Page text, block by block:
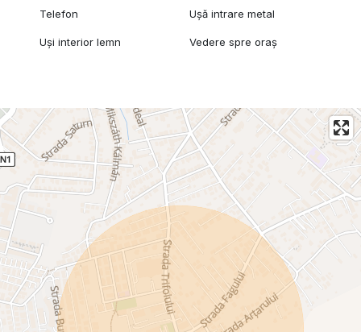
Telefon Ușă intrare metal
Uși interior lemn Vedere spre oraș